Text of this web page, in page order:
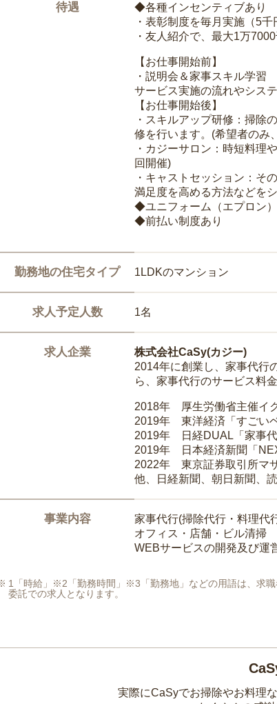
待遇
◆各種インセンティブあり
・表彰制度を毎月実施（5
・友人紹介で、最大1万
【お仕事開始前】
・説明会＆家事スキル学習
サービス実施の流れやシス
【お仕事開始後】
・スキルアップ研修：掃除
修を行います。(希望者のみ
・カジーサロン：時短料理
回開催)
・キャストセッション：そ
満足度を高める方法などを
◆ユニフォーム（エプロン
◆前払い制度あり
勤務地の住宅タイプ 1LDKのマンション
求人予定人数 1名
求人企業
株式会社CaSy(カジー)
2014年に創業し、家事代行
ら、家事代行のサービス料
2018年 厚生労働省主催イ
2019年 東洋経済「すごい
2019年 日経DUAL「家事
2019年 日本経済新聞「
2022年 東京証券取引所マ
他、日経新聞、朝日新聞、
事業内容
家事代行(掃除代行・料理代
オフィス・店舗・ビル清掃
WEBサービスの開発及び運
1「時給」※2「勤務時間」※3「勤務地」などの用語は、求
委託での求人となります。
実際にCaSyでお掃除やお料理